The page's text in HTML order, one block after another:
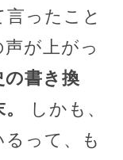
言ったこと
が上がっ
の書き換
しかも、
って、も